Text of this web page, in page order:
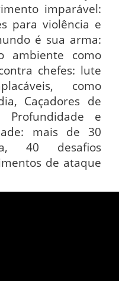
imparável:
para violência e
é sua arma:
ambiente como
chefes: lute
como
Caçadores de
e
mais de 30
40 desafios
de ataque